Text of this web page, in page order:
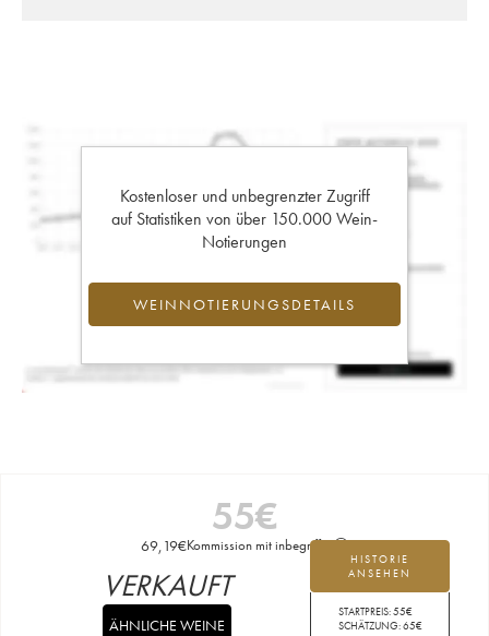
Kostenloser und unbegrenzter Zugriff
auf Statistiken von über 150.000 Wein-
Notierungen
WEINNOTIERUNGSDETAILS
55€
69,19€Kommission mit inbegriffen
HISTORIE
ANSEHEN
STARTPREIS:55€
SCHÄTZUNG:65€
VERKAUFT
ÄHNLICHE WEINE